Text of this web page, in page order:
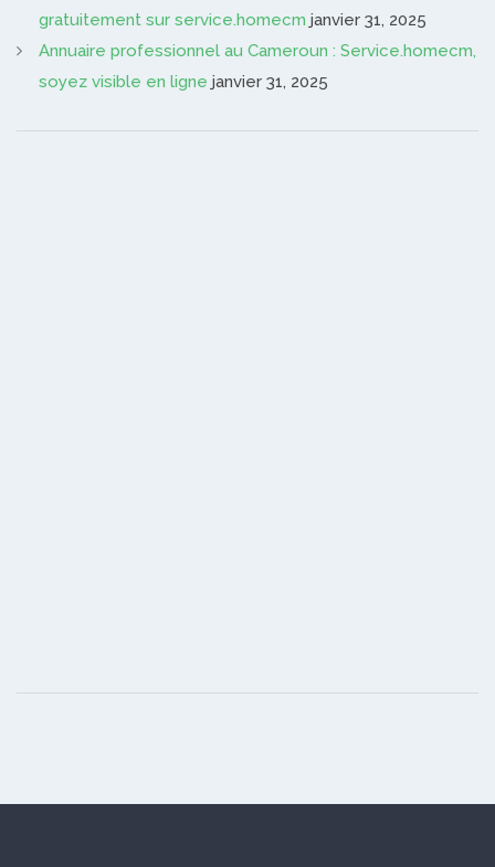
gratuitement sur service.homecm janvier 31, 2025
Annuaire professionnel au Cameroun : Service.homecm,
soyez visible en ligne janvier 31, 2025